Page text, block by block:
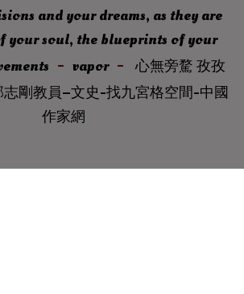
and your dreams, as they are
your soul, the blueprints of your
vapor
心無旁騖 孜孜
剛教員–文史-找九宮格空間-中國
作家網